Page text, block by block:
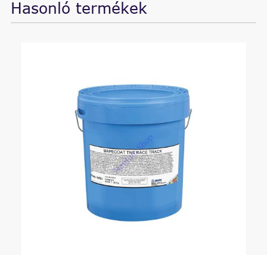
Hasonló termékek